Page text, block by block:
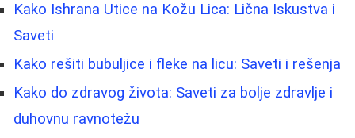
Kako Ishrana Utice na Kožu Lica: Lična Iskustva i
Saveti
Kako rešiti bubuljice i fleke na licu: Saveti i rešenja
Kako do zdravog života: Saveti za bolje zdravlje i
duhovnu ravnotežu